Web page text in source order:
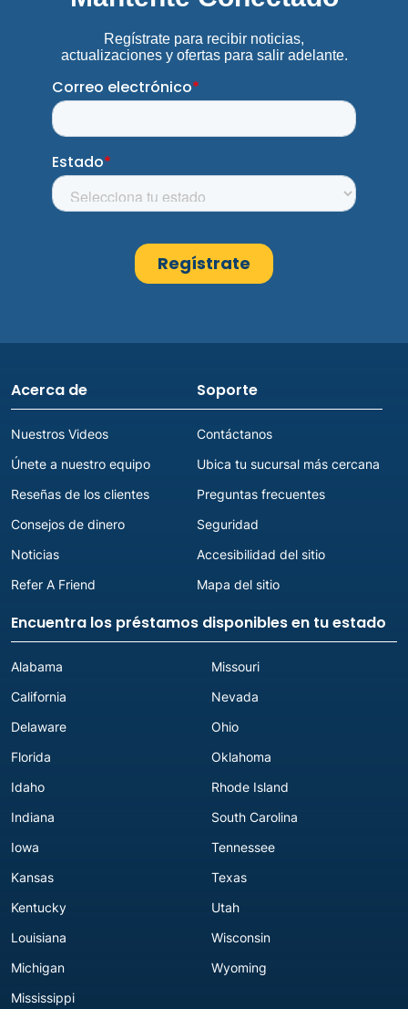
Acerca de
Nuestros Videos
Únete a nuestro equipo
Reseñas de los clientes
Consejos de dinero
Noticias
Refer A Friend
Soporte
Contáctanos
Ubica tu sucursal más cercana
Preguntas frecuentes
Seguridad
Accesibilidad del sitio
Mapa del sitio
Encuentra los préstamos disponibles en tu estado
Alabama
California
Delaware
Florida
Idaho
Indiana
Iowa
Kansas
Kentucky
Louisiana
Michigan
Mississippi
Missouri
Nevada
Ohio
Oklahoma
Rhode Island
South Carolina
Tennessee
Texas
Utah
Wisconsin
Wyoming